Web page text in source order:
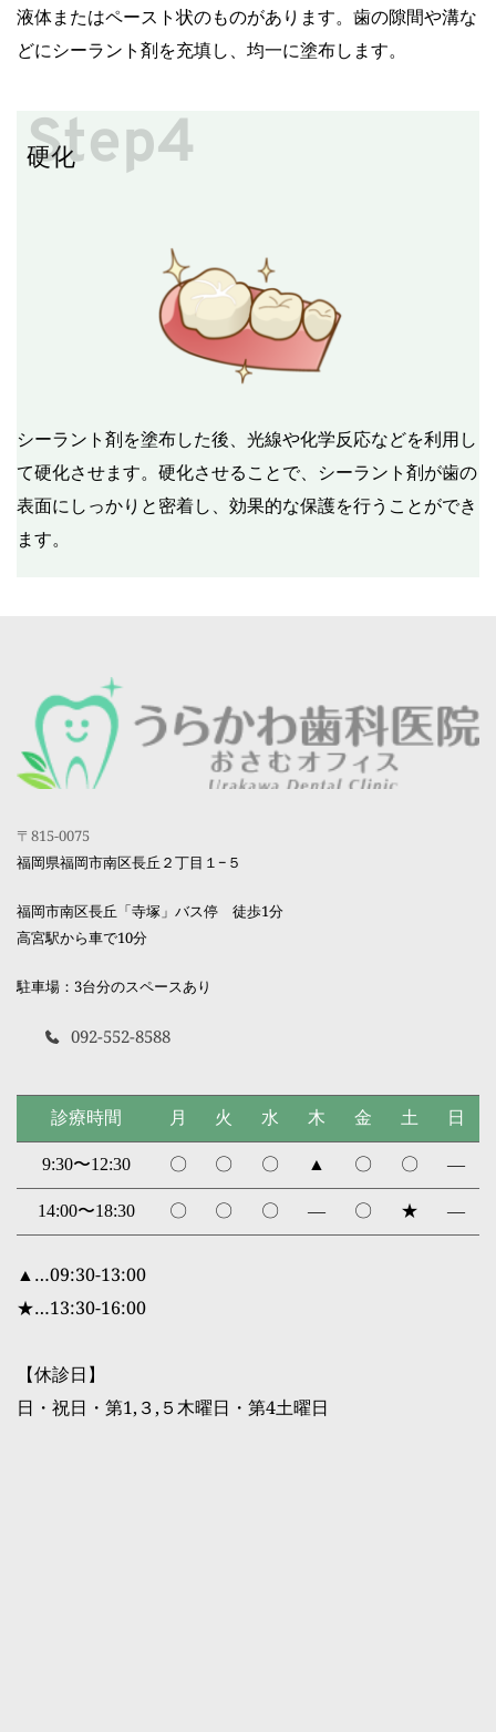
液体またはペースト状のものがあります。歯の隙間や溝な
どにシーラント剤を充填し、均一に塗布します。
硬化
Step4
シーラント剤を塗布した後、光線や化学反応などを利用し
て硬化させます。硬化させることで、シーラント剤が歯の
表面にしっかりと密着し、効果的な保護を行うことができ
ます。
〒815-0075
福岡県福岡市南区長丘２丁目１−５
福岡市南区長丘「寺塚」バス停　徒歩1分
高宮駅から車で10分
駐車場：3台分のスペースあり
092-552-8588
診療時間 月 火 水 木 金 土 日
9:30〜12:30 〇 〇 〇 ▲ 〇 〇 ―
14:00〜18:30 〇 〇 〇 ― 〇 ★ ―
▲…09:30-13:00
★…13:30-16:00
【休診日】
日・祝日・ 第1,３,５木曜日・第4土曜日